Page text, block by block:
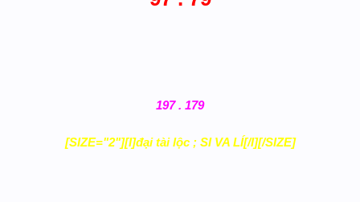
197 . 179
[SIZE="2"][I]đại tài lộc ; SI VA LÍ[/I][/SIZE]